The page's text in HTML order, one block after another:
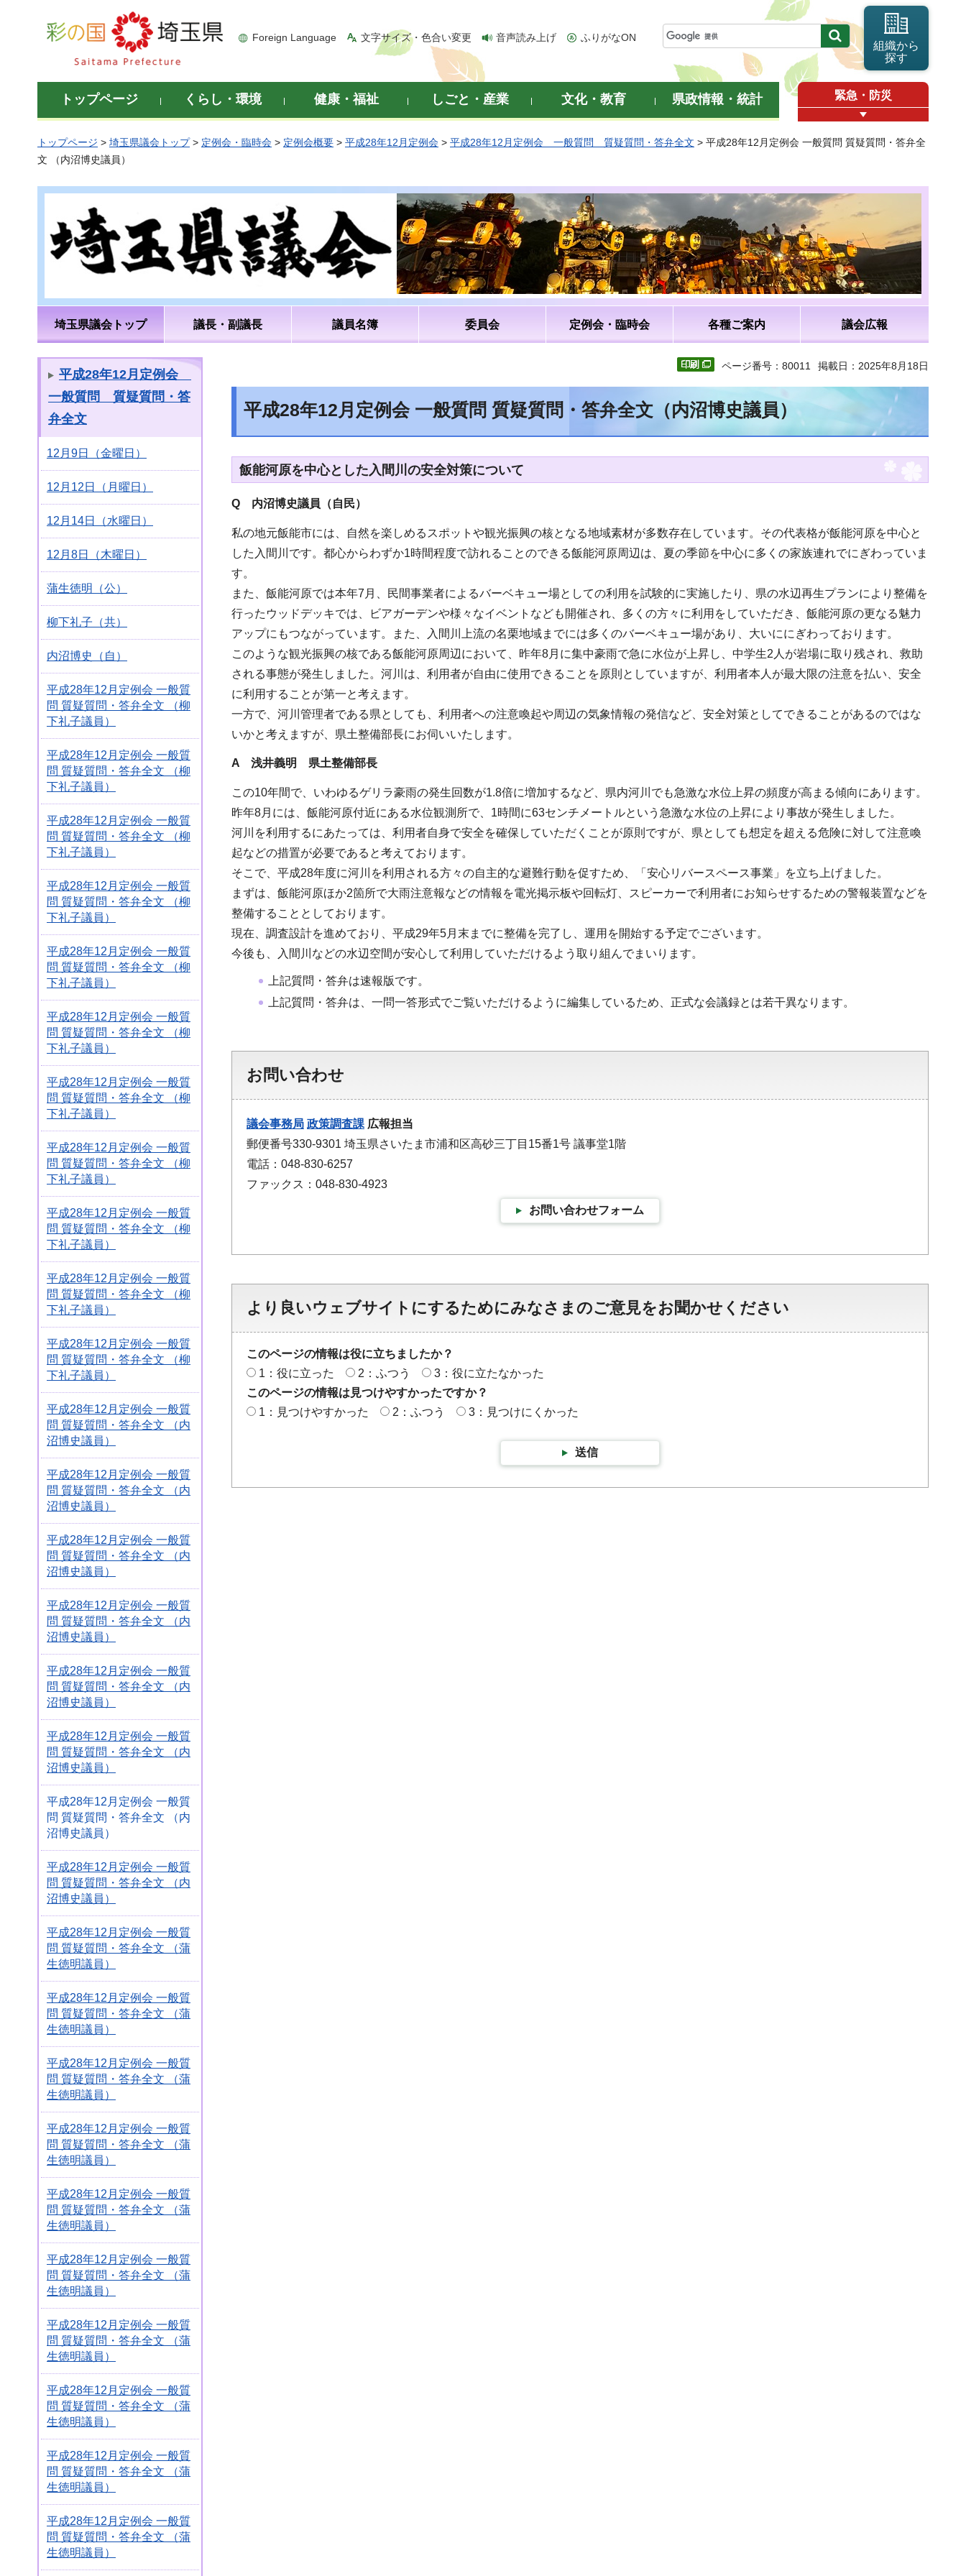
彩の国 埼玉県
Foreign Language 文字サイズ・色合い変更 音声読み上げ ふりがなON
組織から
探す
トップページ くらし・環境 健康・福祉 しごと・産業 文化・教育 県政情報・統計 緊急・防災
トップページ > 埼玉県議会トップ> 定例会・臨時会 > 定例会概要 > 平成28年12月定例会 > 平成28年12月定例会 一般質問 質疑質問・答弁全文 > 平成28年12月定例会 一般質問 質疑質問・答弁全
文 （内沼博史議員）
埼玉県議会トップ 議長・副議長 議員名簿 委員会 定例会・臨時会 各種ご案内 議会広報
平成28年12月定例会
一般質問 質疑質問・答
弁全文
12月9日（金曜日）
12月12日（月曜日）
12月14日（水曜日）
12月8日（木曜日）
蒲生徳明（公）
柳下礼子（共）
内沼博史（自）
平成28年12月定例会 一般質
問 質疑質問・答弁全文 （柳
下礼子議員）
平成28年12月定例会 一般質
問 質疑質問・答弁全文 （柳
下礼子議員）
平成28年12月定例会 一般質
問 質疑質問・答弁全文 （柳
下礼子議員）
平成28年12月定例会 一般質
問 質疑質問・答弁全文 （柳
下礼子議員）
平成28年12月定例会 一般質
問 質疑質問・答弁全文 （柳
下礼子議員）
平成28年12月定例会 一般質
問 質疑質問・答弁全文 （柳
下礼子議員）
平成28年12月定例会 一般質
問 質疑質問・答弁全文 （柳
下礼子議員）
平成28年12月定例会 一般質
問 質疑質問・答弁全文 （柳
下礼子議員）
平成28年12月定例会 一般質
問 質疑質問・答弁全文 （柳
下礼子議員）
平成28年12月定例会 一般質
問 質疑質問・答弁全文 （柳
下礼子議員）
平成28年12月定例会 一般質
問 質疑質問・答弁全文 （柳
下礼子議員）
平成28年12月定例会 一般質
問 質疑質問・答弁全文 （内
沼博史議員）
平成28年12月定例会 一般質
問 質疑質問・答弁全文 （内
沼博史議員）
平成28年12月定例会 一般質
問 質疑質問・答弁全文 （内
沼博史議員）
平成28年12月定例会 一般質
問 質疑質問・答弁全文 （内
沼博史議員）
平成28年12月定例会 一般質
問 質疑質問・答弁全文 （内
沼博史議員）
平成28年12月定例会 一般質
問 質疑質問・答弁全文 （内
沼博史議員）
平成28年12月定例会 一般質
問 質疑質問・答弁全文 （内
沼博史議員）
平成28年12月定例会 一般質
問 質疑質問・答弁全文 （内
沼博史議員）
平成28年12月定例会 一般質
問 質疑質問・答弁全文 （蒲
生徳明議員）
平成28年12月定例会 一般質
問 質疑質問・答弁全文 （蒲
生徳明議員）
平成28年12月定例会 一般質
問 質疑質問・答弁全文 （蒲
生徳明議員）
平成28年12月定例会 一般質
問 質疑質問・答弁全文 （蒲
生徳明議員）
平成28年12月定例会 一般質
問 質疑質問・答弁全文 （蒲
生徳明議員）
平成28年12月定例会 一般質
問 質疑質問・答弁全文 （蒲
生徳明議員）
平成28年12月定例会 一般質
問 質疑質問・答弁全文 （蒲
生徳明議員）
平成28年12月定例会 一般質
問 質疑質問・答弁全文 （蒲
生徳明議員）
平成28年12月定例会 一般質
問 質疑質問・答弁全文 （蒲
生徳明議員）
平成28年12月定例会 一般質
問 質疑質問・答弁全文 （蒲
生徳明議員）
ページ番号：80011 掲載日：2025年8月18日
平成28年12月定例会 一般質問 質疑質問・答弁全文（内沼博史議員）
飯能河原を中心とした入間川の安全対策について
Q 内沼博史議員（自民）
私の地元飯能市には、自然を楽しめるスポットや観光振興の核となる地域素材が多数存在しています。その代表格が飯能河原を中心と
した入間川です。都心からわずか1時間程度で訪れることのできる飯能河原周辺は、夏の季節を中心に多くの家族連れでにぎわっていま
す。
また、飯能河原では本年7月、民間事業者によるバーベキュー場としての利用を試験的に実施したり、県の水辺再生プランにより整備を
行ったウッドデッキでは、ビアガーデンや様々なイベントなども開催され、多くの方々に利用をしていただき、飯能河原の更なる魅力
アップにもつながっています。また、入間川上流の名栗地域までには多くのバーベキュー場があり、大いににぎわっております。
このような観光振興の核である飯能河原周辺において、昨年8月に集中豪雨で急に水位が上昇し、中学生2人が岩場に取り残され、救助
される事態が発生しました。河川は、利用者が自由に使用できることを原則としていますが、利用者本人が最大限の注意を払い、安全
に利用することが第一と考えます。
一方で、河川管理者である県としても、利用者への注意喚起や周辺の気象情報の発信など、安全対策としてできることがあるのではな
いかと考えますが、県土整備部長にお伺いいたします。
A 浅井義明 県土整備部長
この10年間で、いわゆるゲリラ豪雨の発生回数が1.8倍に増加するなど、県内河川でも急激な水位上昇の頻度が高まる傾向にあります。
昨年8月には、飯能河原付近にある水位観測所で、1時間に63センチメートルという急激な水位の上昇により事故が発生しました。
河川を利用するにあたっては、利用者自身で安全を確保していただくことが原則ですが、県としても想定を超える危険に対して注意喚
起などの措置が必要であると考えております。
そこで、平成28年度に河川を利用される方々の自主的な避難行動を促すため、「安心リバースペース事業」を立ち上げました。
まずは、飯能河原ほか2箇所で大雨注意報などの情報を電光掲示板や回転灯、スピーカーで利用者にお知らせするための警報装置などを
整備することとしております。
現在、調査設計を進めており、平成29年5月末までに整備を完了し、運用を開始する予定でございます。
今後も、入間川などの水辺空間が安心して利用していただけるよう取り組んでまいります。
上記質問・答弁は速報版です。
上記質問・答弁は、一問一答形式でご覧いただけるように編集しているため、正式な会議録とは若干異なります。
お問い合わせ
議会事務局 政策調査課 広報担当
郵便番号330-9301 埼玉県さいたま市浦和区高砂三丁目15番1号 議事堂1階
電話：048-830-6257
ファックス：048-830-4923
お問い合わせフォーム
より良いウェブサイトにするためにみなさまのご意見をお聞かせください
このページの情報は役に立ちましたか？
1：役に立った
2：ふつう
3：役に立たなかった
このページの情報は見つけやすかったですか？
1：見つけやすかった
2：ふつう 3：見つけにくかった
送信